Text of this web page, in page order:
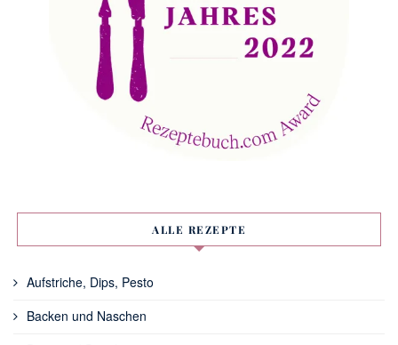
ALLE REZEPTE
Aufstriche, Dips, Pesto
Backen und Naschen